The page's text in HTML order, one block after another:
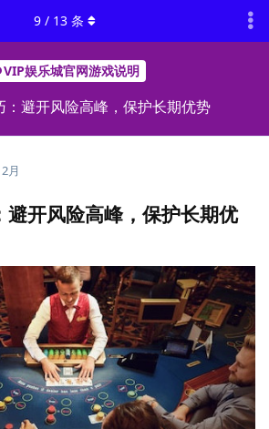
VIP娱乐城官网游戏说明
：避开风险高峰，保护长期优势
9 / 13 条
月
避开风险高峰，保护长期优